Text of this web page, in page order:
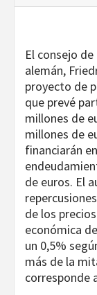
El consejo
alemán,
proyecto de
que prevé
millones de
millones de
financiarán
de euros. El
de los
económica
un 0,5%
más de la
corresponde